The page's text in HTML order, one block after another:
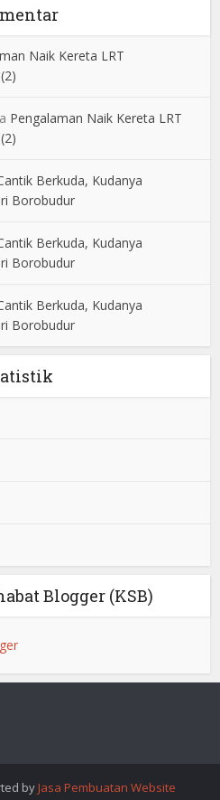
Naik Kereta LRT
Pengalaman Naik Kereta LRT
Berkuda, Kudanya
Borobudur
Berkuda, Kudanya
Borobudur
Berkuda, Kudanya
Borobudur
Blogger (KSB)
by Jasa Pembuatan Website